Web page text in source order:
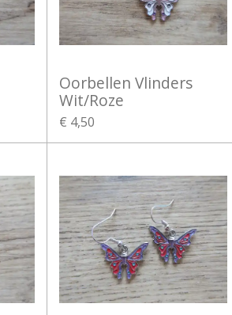
Oorbellen Vlinders
Wit/Roze
€ 4,50